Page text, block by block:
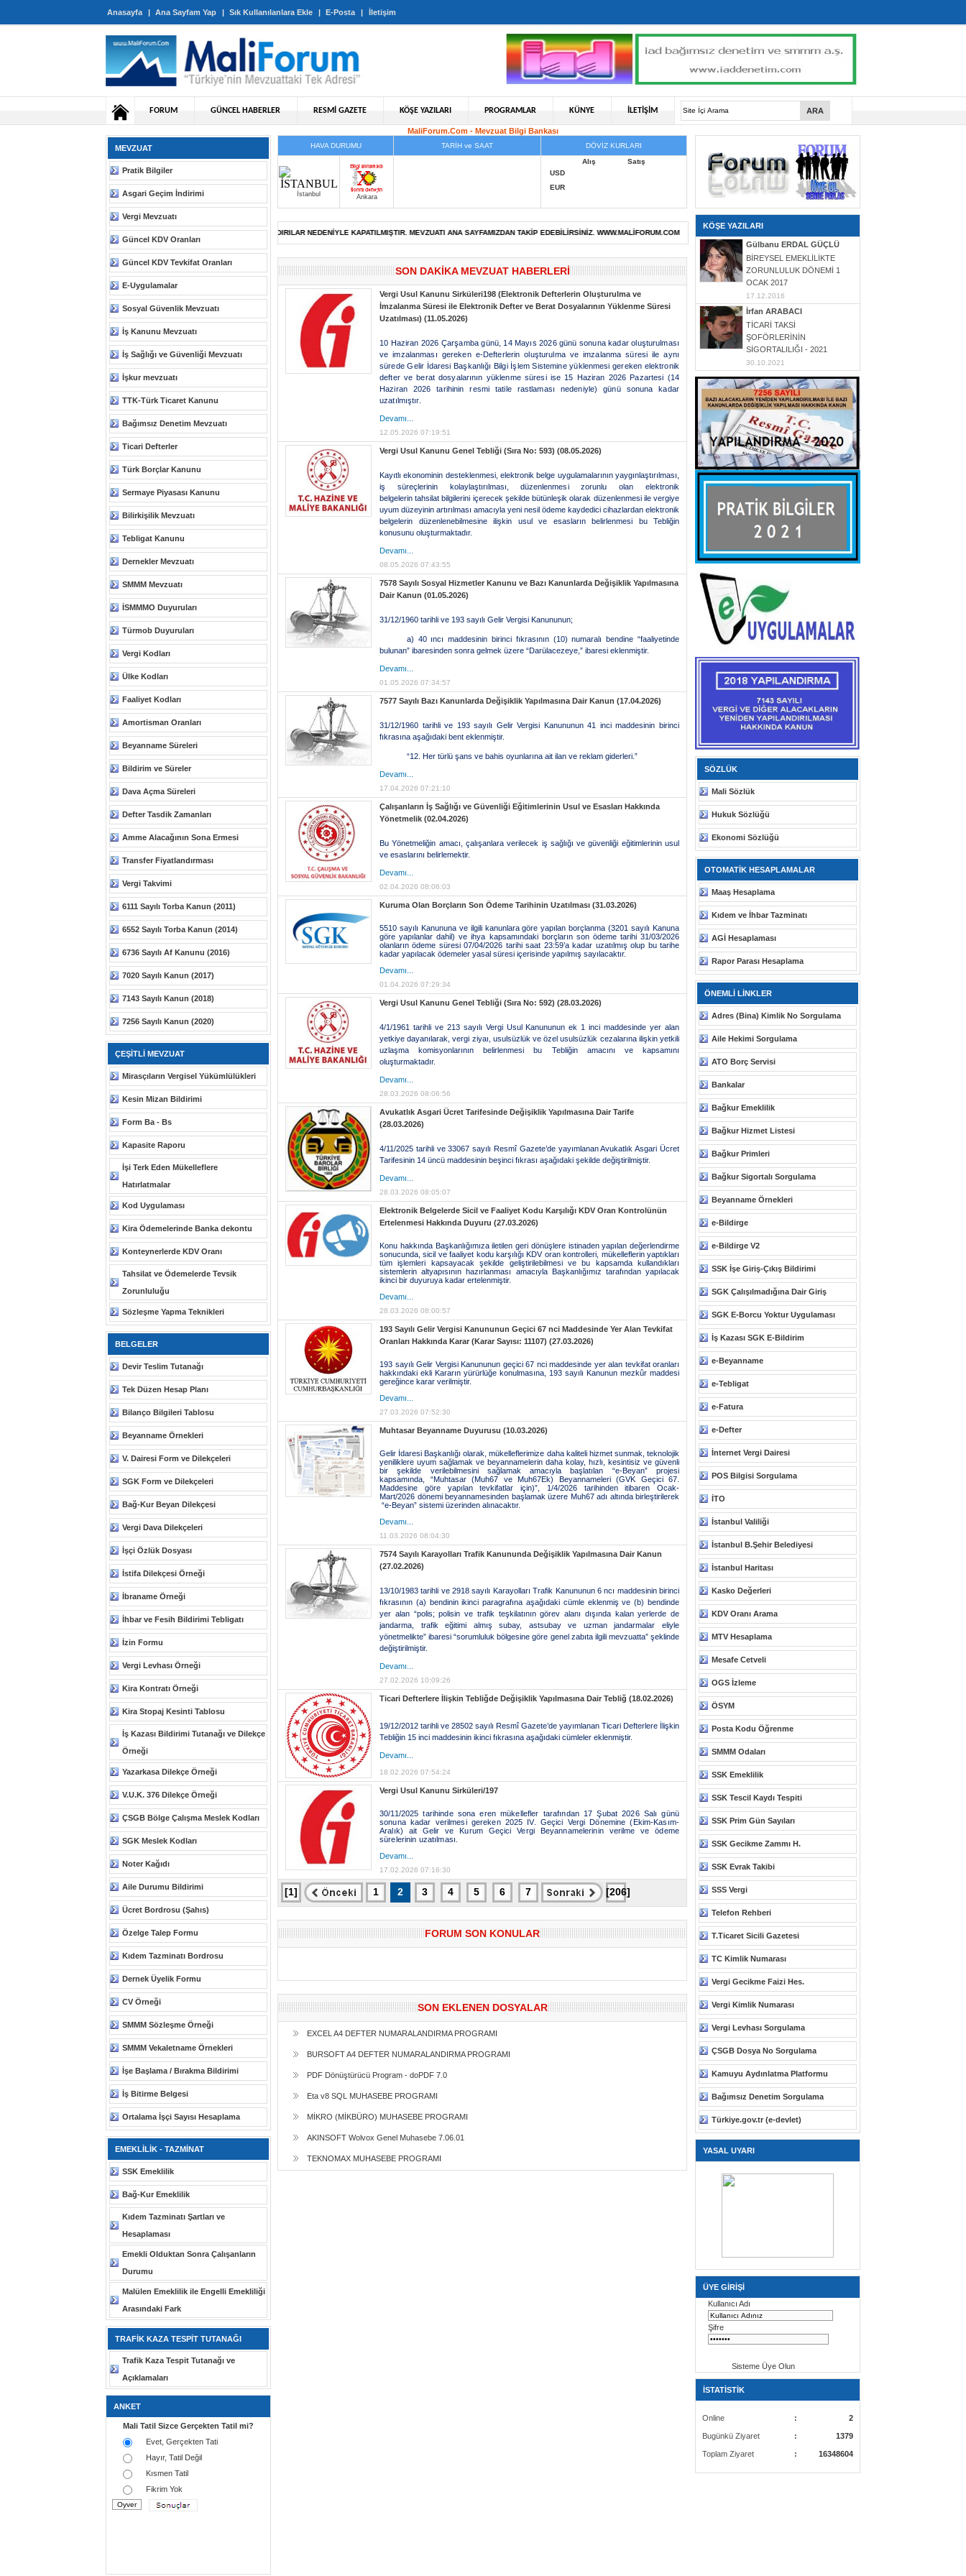
Anasayfa | Ana Sayfam Yap | Sık Kullanılanlara Ekle | E-Posta | İletişim
FORUM GÜNCEL HABERLER RESMİ GAZETE KÖŞE YAZILARI PROGRAMLAR KÜNYE İLETİŞİM
MaliForum.Com - Mevzuat Bilgi Bankası
MEVZUAT
Pratik Bilgiler
Asgari Geçim İndirimi
Vergi Mevzuatı
Güncel KDV Oranları
Güncel KDV Tevkifat Oranları
E-Uygulamalar
Sosyal Güvenlik Mevzuatı
İş Kanunu Mevzuatı
İş Sağlığı ve Güvenliği Mevzuatı
İşkur mevzuatı
TTK-Türk Ticaret Kanunu
Bağımsız Denetim Mevzuatı
Ticari Defterler
Türk Borçlar Kanunu
Sermaye Piyasası Kanunu
Bilirkişilik Mevzuatı
Tebligat Kanunu
Dernekler Mevzuatı
SMMM Mevzuatı
İSMMMO Duyuruları
Türmob Duyuruları
Vergi Kodları
Ülke Kodları
Faaliyet Kodları
Amortisman Oranları
Beyanname Süreleri
Bildirim ve Süreler
Dava Açma Süreleri
Defter Tasdik Zamanları
Amme Alacağının Sona Ermesi
Transfer Fiyatlandırması
Vergi Takvimi
6111 Sayılı Torba Kanun (2011)
6552 Sayılı Torba Kanun (2014)
6736 Sayılı Af Kanunu (2016)
7020 Sayılı Kanun (2017)
7143 Sayılı Kanun (2018)
7256 Sayılı Kanun (2020)
ÇEŞİTLİ MEVZUAT
Mirasçıların Vergisel Yükümlülükleri
Kesin Mizan Bildirimi
Form Ba - Bs
Kapasite Raporu
İşi Terk Eden Mükelleflere
Hatırlatmalar
Kod Uygulaması
Kira Ödemelerinde Banka dekontu
Konteynerlerde KDV Oranı
Tahsilat ve Ödemelerde Tevsik
Zorunluluğu
Sözleşme Yapma Teknikleri
BELGELER
Devir Teslim Tutanağı
Tek Düzen Hesap Planı
Bilanço Bilgileri Tablosu
Beyanname Örnekleri
V. Dairesi Form ve Dilekçeleri
SGK Form ve Dilekçeleri
Bağ-Kur Beyan Dilekçesi
Vergi Dava Dilekçeleri
İşçi Özlük Dosyası
İstifa Dilekçesi Örneği
İbraname Örneği
İhbar ve Fesih Bildirimi Tebligatı
İzin Formu
Vergi Levhası Örneği
Kira Kontratı Örneği
Kira Stopaj Kesinti Tablosu
İş Kazası Bildirimi Tutanağı ve Dilekçe
Örneği
Yazarkasa Dilekçe Örneği
V.U.K. 376 Dilekçe Örneği
ÇSGB Bölge Çalışma Meslek Kodları
SGK Meslek Kodları
Noter Kağıdı
Aile Durumu Bildirimi
Ücret Bordrosu (Şahıs)
Özelge Talep Formu
Kıdem Tazminatı Bordrosu
Dernek Üyelik Formu
CV Örneği
SMMM Sözleşme Örneği
SMMM Vekaletname Örnekleri
İşe Başlama / Bırakma Bildirimi
İş Bitirme Belgesi
Ortalama İşçi Sayısı Hesaplama
EMEKLİLİK - TAZMİNAT
SSK Emeklilik
Bağ-Kur Emeklilik
Kıdem Tazminatı Şartları ve
Hesaplaması
Emekli Olduktan Sonra Çalışanların
Durumu
Malülen Emeklilik ile Engelli Emekliliği
Arasındaki Fark
TRAFİK KAZA TESPİT TUTANAĞI
Trafik Kaza Tespit Tutanağı ve
Açıklamaları
ANKET
HAVA DURUMU TARİH ve SAAT DÖVİZ KURLARI
İstanbul Ankara
FORUM SAYFAMIZA YAPILAN SİBER SALDIRILAR NEDENİYLE KAPATILMIŞTIR. MEVZUATI ANA SAYFAMIZDAN TAKİP EDEBİLİRSİNİZ. WWW.MALİFORUM.COM
SON DAKİKA MEVZUAT HABERLERİ
Vergi Usul Kanunu Sirküleri198 (Elektronik Defterlerin Oluşturulma ve
İmzalanma Süresi ile Elektronik Defter ve Berat Dosyalarının Yüklenme Süresi
Uzatılması) (11.05.2026)
10 Haziran 2026 Çarşamba günü, 14 Mayıs 2026 günü sonuna kadar oluşturulması
ve imzalanması gereken e-Defterlerin oluşturulma ve imzalanma süresi ile aynı
sürede Gelir İdaresi Başkanlığı Bilgi İşlem Sistemine yüklenmesi gereken elektronik
defter ve berat dosyalarının yüklenme süresi ise 15 Haziran 2026 Pazartesi (14
Haziran 2026 tarihinin resmi tatile rastlaması nedeniyle) günü sonuna kadar
uzatılmıştır.
Devamı...
12.05.2026 07:19:51
Vergi Usul Kanunu Genel Tebliği (Sıra No: 593) (08.05.2026)
Kayıtlı ekonominin desteklenmesi, elektronik belge uygulamalarının yaygınlaştırılması,
iş süreçlerinin kolaylaştırılması, düzenlenmesi zorunlu olan elektronik
belgelerin tahsilat bilgilerini içerecek şekilde bütünleşik olarak düzenlenmesi ile vergiye
uyum düzeyinin artırılması amacıyla yeni nesil ödeme kaydedici cihazlardan elektronik
belgelerin düzenlenebilmesine ilişkin usul ve esasların belirlenmesi bu Tebliğin
konusunu oluşturmaktadır.
Devamı...
08.05.2026 07:43:55
7578 Sayılı Sosyal Hizmetler Kanunu ve Bazı Kanunlarda Değişiklik Yapılmasına
Dair Kanun (01.05.2026)
31/12/1960 tarihli ve 193 sayılı Gelir Vergisi Kanununun;
a) 40 ıncı maddesinin birinci fıkrasının (10) numaralı bendine “faaliyetinde
bulunan” ibaresinden sonra gelmek üzere “Darülacezeye,” ibaresi eklenmiştir.
Devamı...
01.05.2026 07:34:57
7577 Sayılı Bazı Kanunlarda Değişiklik Yapılmasına Dair Kanun (17.04.2026)
31/12/1960 tarihli ve 193 sayılı Gelir Vergisi Kanununun 41 inci maddesinin birinci
fıkrasına aşağıdaki bent eklenmiştir.
“12. Her türlü şans ve bahis oyunlarına ait ilan ve reklam giderleri.”
Devamı...
17.04.2026 07:21:10
Çalışanların İş Sağlığı ve Güvenliği Eğitimlerinin Usul ve Esasları Hakkında
Yönetmelik (02.04.2026)
Bu Yönetmeliğin amacı, çalışanlara verilecek iş sağlığı ve güvenliği eğitimlerinin usul
ve esaslarını belirlemektir.
Devamı...
02.04.2026 08:06:03
Kuruma Olan Borçların Son Ödeme Tarihinin Uzatılması (31.03.2026)
5510 sayılı Kanununa ve ilgili kanunlara göre yapılan borçlanma (3201 sayılı Kanuna
göre yapılanlar dahil) ve ihya kapsamındaki borçların son ödeme tarihi 31/03/2026
olanların ödeme süresi 07/04/2026 tarihi saat 23:59’a kadar uzatılmış olup bu tarihe
kadar yapılacak ödemeler yasal süresi içerisinde yapılmış sayılacaktır.
Devamı...
01.04.2026 07:29:34
Vergi Usul Kanunu Genel Tebliği (Sıra No: 592) (28.03.2026)
4/1/1961 tarihli ve 213 sayılı Vergi Usul Kanununun ek 1 inci maddesinde yer alan
yetkiye dayanılarak, vergi ziyaı, usulsüzlük ve özel usulsüzlük cezalarına ilişkin yetkili
uzlaşma komisyonlarının belirlenmesi bu Tebliğin amacını ve kapsamını
oluşturmaktadır.
Devamı...
28.03.2026 08:06:56
Avukatlık Asgari Ücret Tarifesinde Değişiklik Yapılmasına Dair Tarife
(28.03.2026)
4/11/2025 tarihli ve 33067 sayılı Resmî Gazete’de yayımlanan Avukatlık Asgari Ücret
Tarifesinin 14 üncü maddesinin beşinci fıkrası aşağıdaki şekilde değiştirilmiştir.
Devamı...
28.03.2026 08:05:07
Elektronik Belgelerde Sicil ve Faaliyet Kodu Karşılığı KDV Oran Kontrolünün
Ertelenmesi Hakkında Duyuru (27.03.2026)
Konu hakkında Başkanlığımıza iletilen geri dönüşlere istinaden yapılan değerlendirme
sonucunda, sicil ve faaliyet kodu karşılığı KDV oran kontrolleri, mükelleflerin yaptıkları
tüm işlemleri kapsayacak şekilde geliştirilebilmesi ve bu kapsamda kullandıkları
sistemlerin altyapısının hazırlanması amacıyla Başkanlığımız tarafından yapılacak
ikinci bir duyuruya kadar ertelenmiştir.
Devamı...
28.03.2026 08:00:57
193 Sayılı Gelir Vergisi Kanununun Geçici 67 nci Maddesinde Yer Alan Tevkifat
Oranları Hakkında Karar (Karar Sayısı: 11107) (27.03.2026)
193 sayılı Gelir Vergisi Kanununun geçici 67 nci maddesinde yer alan tevkifat oranları
hakkındaki ekli Kararın yürürlüğe konulmasına, 193 sayılı Kanunun mezkûr maddesi
gereğince karar verilmiştir.
Devamı...
27.03.2026 07:52:30
Muhtasar Beyanname Duyurusu (10.03.2026)
Gelir İdaresi Başkanlığı olarak, mükelleflerimize daha kaliteli hizmet sunmak, teknolojik
yeniliklere uyum sağlamak ve beyannamelerin daha kolay, hızlı, kesintisiz ve güvenli
bir şekilde verilebilmesini sağlamak amacıyla başlatılan “e-Beyan” projesi
kapsamında, “Muhtasar (Muh67 ve Muh67Ek) Beyannameleri (GVK Geçici 67.
Maddesine göre yapılan tevkifatlar için)”, 1/4/2026 tarihinden itibaren Ocak-
Mart/2026 dönemi beyannamesinden başlamak üzere Muh67 adı altında birleştirilerek
“e-Beyan” sistemi üzerinden alınacaktır.
Devamı...
11.03.2026 08:04:30
7574 Sayılı Karayolları Trafik Kanununda Değişiklik Yapılmasına Dair Kanun
(27.02.2026)
13/10/1983 tarihli ve 2918 sayılı Karayolları Trafik Kanununun 6 ncı maddesinin birinci
fıkrasının (a) bendinin ikinci paragrafına aşağıdaki cümle eklenmiş ve (b) bendinde
yer alan “polis; polisin ve trafik teşkilatının görev alanı dışında kalan yerlerde de
jandarma, trafik eğitimi almış subay, astsubay ve uzman jandarmalar eliyle
yönetmelikte” ibaresi “sorumluluk bölgesine göre genel zabıta ilgili mevzuatta” şeklinde
değiştirilmiştir.
Devamı...
27.02.2026 10:09:26
Ticari Defterlere İlişkin Tebliğde Değişiklik Yapılmasına Dair Tebliğ (18.02.2026)
19/12/2012 tarihli ve 28502 sayılı Resmî Gazete’de yayımlanan Ticari Defterlere İlişkin
Tebliğin 15 inci maddesinin ikinci fıkrasına aşağıdaki cümleler eklenmiştir.
Devamı...
18.02.2026 07:54:24
Vergi Usul Kanunu Sirküleri/197
30/11/2025 tarihinde sona eren mükellefler tarafından 17 Şubat 2026 Salı günü
sonuna kadar verilmesi gereken 2025 IV. Geçici Vergi Dönemine (Ekim-Kasım-
Aralık) ait Gelir ve Kurum Geçici Vergi Beyannamelerinin verilme ve ödeme
sürelerinin uzatılması.
Devamı...
17.02.2026 07:16:30
[1] 1 2 3 4 5 6 7 [206]
FORUM SON KONULAR
SON EKLENEN DOSYALAR
EXCEL A4 DEFTER NUMARALANDIRMA PROGRAMI
BURSOFT A4 DEFTER NUMARALANDIRMA PROGRAMI
PDF Dönüştürücü Program - doPDF 7.0
Eta v8 SQL MUHASEBE PROGRAMI
MİKRO (MİKBÜRO) MUHASEBE PROGRAMI
AKINSOFT Wolvox Genel Muhasebe 7.06.01
TEKNOMAX MUHASEBE PROGRAMI
KÖŞE YAZILARI
Gülbanu ERDAL GÜÇLÜ
BİREYSEL EMEKLİLİKTE
ZORUNLULUK DÖNEMİ 1
OCAK 2017
17.12.2016
İrfan ARABACI
TİCARİ TAKSİ
ŞOFÖRLERİNİN
SİGORTALILIĞI - 2021
30.10.2021
SÖZLÜK
Mali Sözlük
Hukuk Sözlüğü
Ekonomi Sözlüğü
OTOMATİK HESAPLAMALAR
Maaş Hesaplama
Kıdem ve İhbar Tazminatı
AGİ Hesaplaması
Rapor Parası Hesaplama
ÖNEMLİ LİNKLER
Adres (Bina) Kimlik No Sorgulama
Aile Hekimi Sorgulama
ATO Borç Servisi
Bankalar
Bağkur Emeklilik
Bağkur Hizmet Listesi
Bağkur Primleri
Bağkur Sigortalı Sorgulama
Beyanname Örnekleri
e-Bildirge
e-Bildirge V2
SSK İşe Giriş-Çıkış Bildirimi
SGK Çalışılmadığına Dair Giriş
SGK E-Borcu Yoktur Uygulaması
İş Kazası SGK E-Bildirim
e-Beyanname
e-Tebligat
e-Fatura
e-Defter
İnternet Vergi Dairesi
POS Bilgisi Sorgulama
İTO
İstanbul Valiliği
İstanbul B.Şehir Belediyesi
İstanbul Haritası
Kasko Değerleri
KDV Oranı Arama
MTV Hesaplama
Mesafe Cetveli
OGS İzleme
ÖSYM
Posta Kodu Öğrenme
SMMM Odaları
SSK Emeklilik
SSK Tescil Kaydı Tespiti
SSK Prim Gün Sayıları
SSK Gecikme Zammı H.
SSK Evrak Takibi
SSS Vergi
Telefon Rehberi
T.Ticaret Sicili Gazetesi
TC Kimlik Numarası
Vergi Gecikme Faizi Hes.
Vergi Kimlik Numarası
Vergi Levhası Sorgulama
ÇSGB Dosya No Sorgulama
Kamuyu Aydınlatma Platformu
Bağımsız Denetim Sorgulama
Türkiye.gov.tr (e-devlet)
YASAL UYARI
ÜYE GİRİŞİ
Kullanıcı Adı
Şifre
Sisteme Üye Olun
İSTATİSTİK
Online : 2
Bugünkü Ziyaret : 1379
Toplam Ziyaret : 16348604